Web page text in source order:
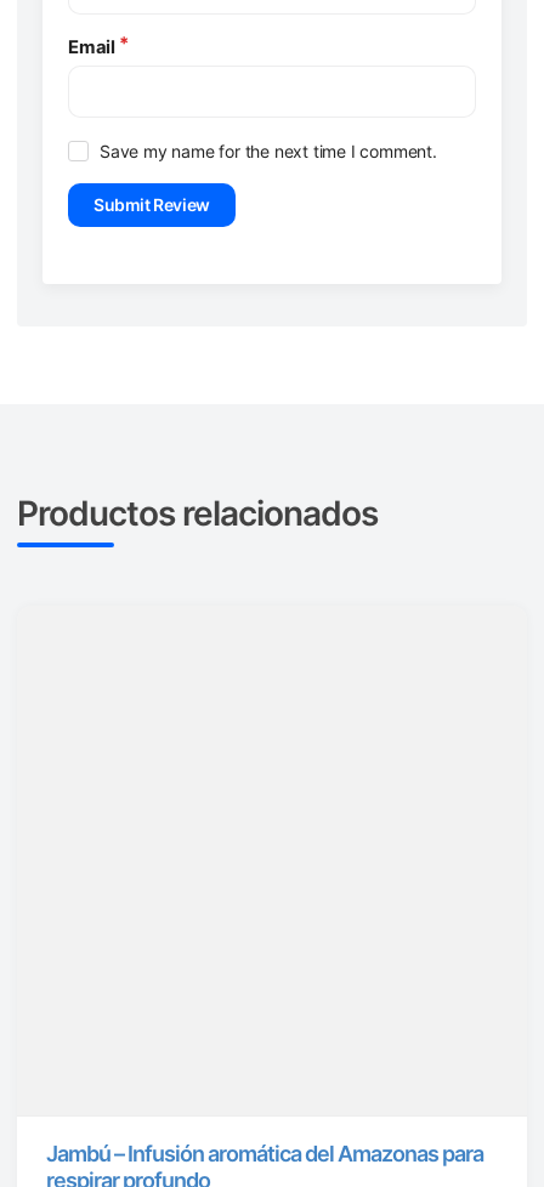
Email
Save my name for the next time I comment.
Productos relacionados
Jambú – Infusión aromática del Amazonas para
respirar profundo